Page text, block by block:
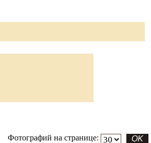
Фотографий на странице: